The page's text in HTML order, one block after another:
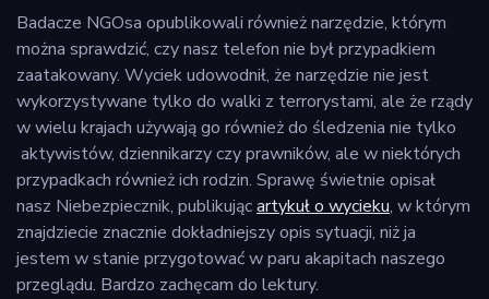
Badacze NGOsa opublikowali również narzędzie, którym
można sprawdzić, czy nasz telefon nie był przypadkiem
zaatakowany. Wyciek udowodnił, że narzędzie nie jest
wykorzystywane tylko do walki z terrorystami, ale że rządy
w wielu krajach używają go również do śledzenia nie tylko
aktywistów, dziennikarzy czy prawników, ale w niektórych
przypadkach również ich rodzin. Sprawę świetnie opisał
nasz Niebezpiecznik, publikującartykuł o wycieku, w którym
znajdziecie znacznie dokładniejszy opis sytuacji, niż ja
jestem w stanie przygotować w paru akapitach naszego
przeglądu. Bardzo zachęcam do lektury.